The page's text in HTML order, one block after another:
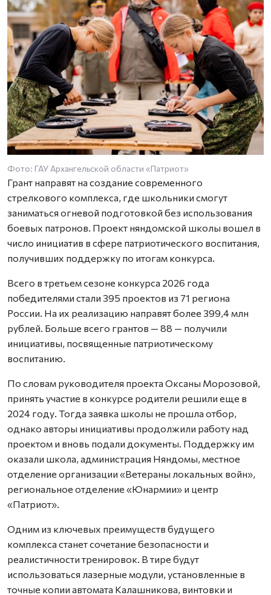
Фото: ГАУ Архангельской области «Патриот»
Грант направят на создание современного
стрелкового комплекса, где школьники смогут
заниматься огневой подготовкой без использования
боевых патронов. Проект няндомской школы вошел в
число инициатив в сфере патриотического воспитания,
получивших поддержку по итогам конкурса.
Всего в третьем сезоне конкурса 2026 года
победителями стали 395 проектов из 71 региона
России. На их реализацию направят более 399,4 млн
рублей. Больше всего грантов — 88 — получили
инициативы, посвященные патриотическому
воспитанию.
По словам руководителя проекта Оксаны Морозовой,
принять участие в конкурсе родители решили еще в
2024 году. Тогда заявка школы не прошла отбор,
однако авторы инициативы продолжили работу над
проектом и вновь подали документы. Поддержку им
оказали школа, администрация Няндомы, местное
отделение организации «Ветераны локальных войн»,
региональное отделение «Юнармии» и центр
«Патриот».
Одним из ключевых преимуществ будущего
комплекса станет сочетание безопасности и
реалистичности тренировок. В тире будут
использоваться лазерные модули, установленные в
точные копии автомата Калашникова, винтовки и